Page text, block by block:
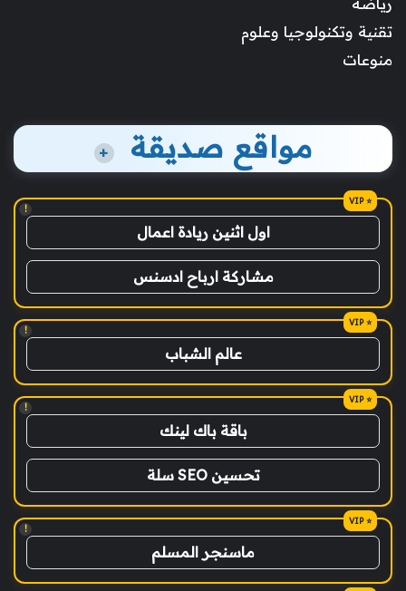
تقنية وتكنولوجيا وعلوم
منوعات
مواقع صديقة +
!
اول اثنين ريادة اعمال
مشاركة ارباح ادسنس
!
عالم الشباب
!
باقة باك لينك
تحسين SEO سلة
!
ماسنجر المسلم